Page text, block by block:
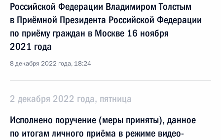
Российской Федерации Владимиром Толстым
в Приёмной Президента Российской Федерации
по приёму граждан в Москве 16 ноября
2021 года
8 декабря 2022 года, 18:24
2 декабря 2022 года, пятница
Исполнено поручение (меры приняты), данное
по итогам личного приёма в режиме видео-